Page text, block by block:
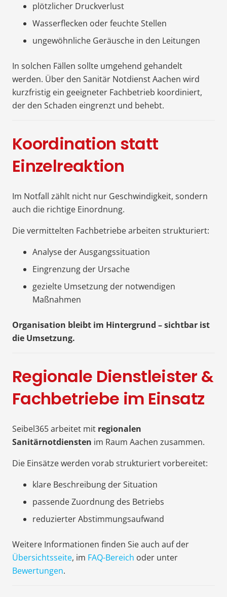
plötzlicher Druckverlust
Wasserflecken oder feuchte Stellen
ungewöhnliche Geräusche in den Leitungen
In solchen Fällen sollte umgehend gehandelt
werden. Über den Sanitär Notdienst Aachen wird
kurzfristig ein geeigneter Fachbetrieb koordiniert,
der den Schaden eingrenzt und behebt.
Koordination statt
Einzelreaktion
Im Notfall zählt nicht nur Geschwindigkeit, sondern
auch die richtige Einordnung.
Die vermittelten Fachbetriebe arbeiten strukturiert:
Analyse der Ausgangssituation
Eingrenzung der Ursache
gezielte Umsetzung der notwendigen
Maßnahmen
Organisation bleibt im Hintergrund – sichtbar ist
die Umsetzung.
Regionale Dienstleister &
Fachbetriebe im Einsatz
Seibel365 arbeitet mit regionalen
Sanitärnotdiensten im Raum Aachen zusammen.
Die Einsätze werden vorab strukturiert vorbereitet:
klare Beschreibung der Situation
passende Zuordnung des Betriebs
reduzierter Abstimmungsaufwand
Weitere Informationen finden Sie auch auf der
Übersichtsseite, im FAQ-Bereich oder unter
Bewertungen.